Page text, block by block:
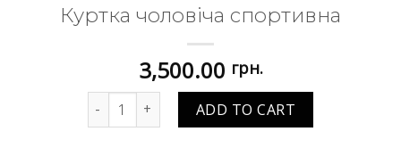
Куртка чоловіча спортивна
3,500.00 грн.
Куртка чоловіча спортивна quantity
ADD TO CART